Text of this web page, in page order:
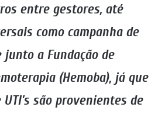
entre gestores, até
como campanha de
junto a Fundação de
(Hemoba), já que
são provenientes de